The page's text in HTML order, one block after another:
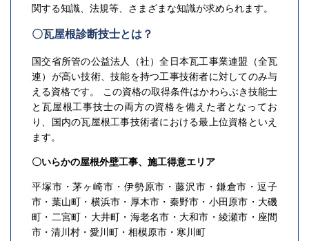
関する知識、法規等、さまざまな知識が求められます。
〇瓦屋根診断技士とは？
国交省所管の公益法人（社）全日本瓦工事業連盟（全瓦
連）が高い技術、技能を持つ工事技術者に対してのみ与
える資格です。 この資格の取得条件はかわらぶき技能士
と瓦屋根工事技士の両方の資格を備えた者となってお
り、国内の瓦屋根工事技術者における最上位資格といえ
ます。
〇いらかの屋根外壁工事、施工得意エリア
平塚市・茅ヶ崎市・伊勢原市・藤沢市・鎌倉市・逗子
市・葉山町・横浜市・厚木市・秦野市・小田原市・大磯
町・二宮町・大井町・海老名市・大和市・綾瀬市・座間
市・清川村・愛川町・相模原市・寒川町